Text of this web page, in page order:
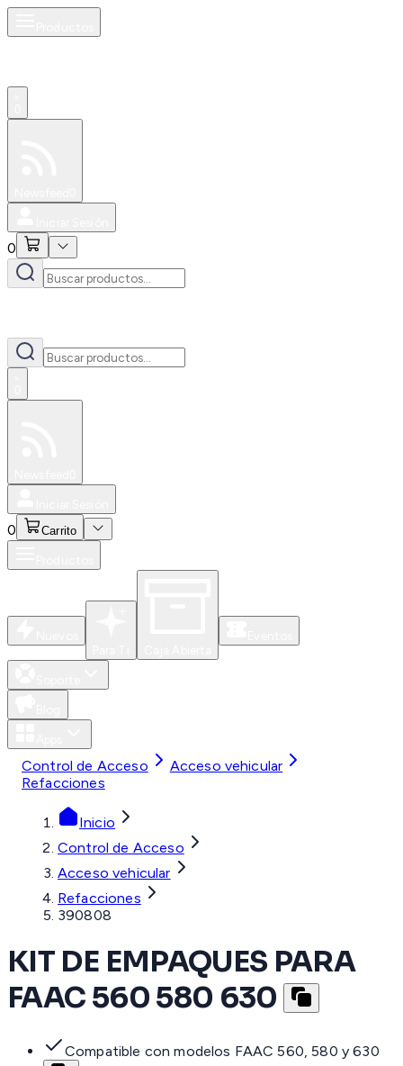
0
0 Carrito
Control de Acceso
Acceso vehicular
Refacciones
Inicio
Control de Acceso
Acceso vehicular
Refacciones
390808
KIT DE EMPAQUES PARA
FAAC 560 580 630
Compatible con modelos FAAC 560, 580 y 630